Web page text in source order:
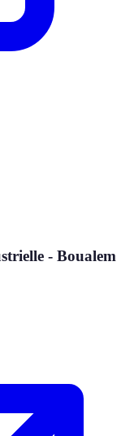
- Boualem